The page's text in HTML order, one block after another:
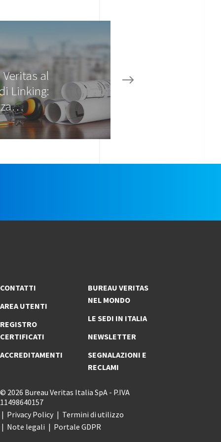
al
Linking:
CONTATTI
AREA UTENTI
REGISTRO
CERTIFICATI
ACCREDITAMENTI
BUREAU VERITAS
NEL MONDO
LE SEDI IN ITALIA
NEWSLETTER
SEGNALAZIONI E
RECLAMI
© 2026 Bureau Veritas Italia SpA - P.IVA
11498640157
Privacy Policy
Termini di utilizzo
Note legali
Portale GDPR